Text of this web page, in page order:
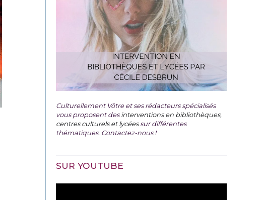
Culturellement Vôtre et ses rédacteurs spécialisés
vous proposent desinterventions en bibliothèques,
centres culturels et lycéessur différentes
thématiques. Contactez-nous !
SUR YOUTUBE